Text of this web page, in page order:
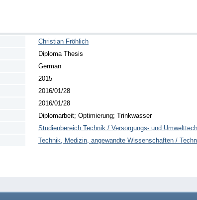
Christian Fröhlich
Diploma Thesis
German
2015
2016/01/28
2016/01/28
Diplomarbeit; Optimierung; Trinkwasser
Studienbereich Technik / Versorgungs- und
Technik, Medizin, angewandte Wissenschaften /